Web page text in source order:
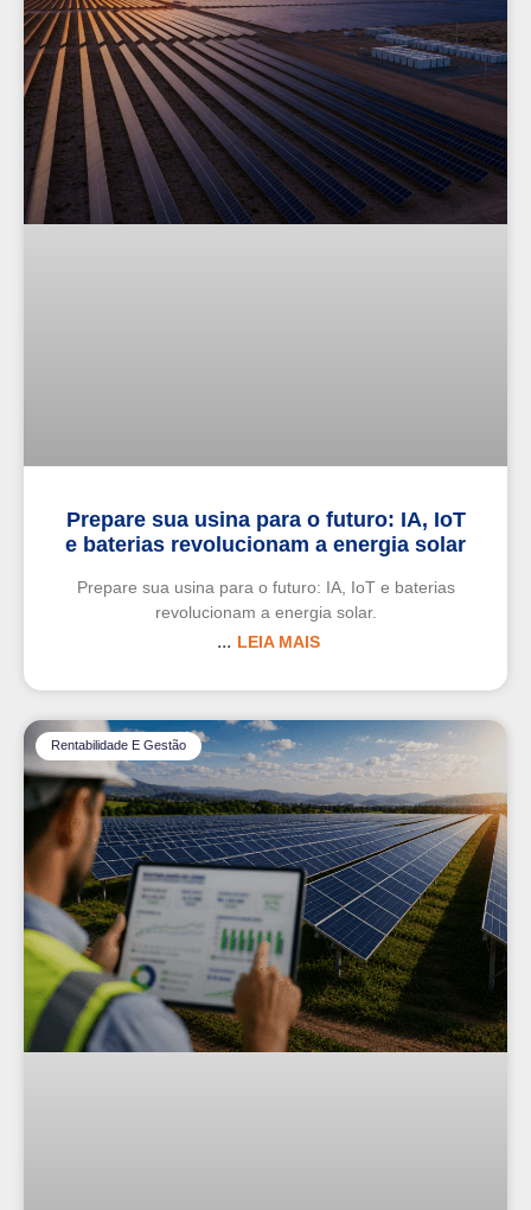
Prepare sua usina para o futuro: IA, IoT
e baterias revolucionam a energia solar
Prepare sua usina para o futuro: IA, IoT e baterias
revolucionam a energia solar.
LEIA MAIS
Rentabilidade E Gestão